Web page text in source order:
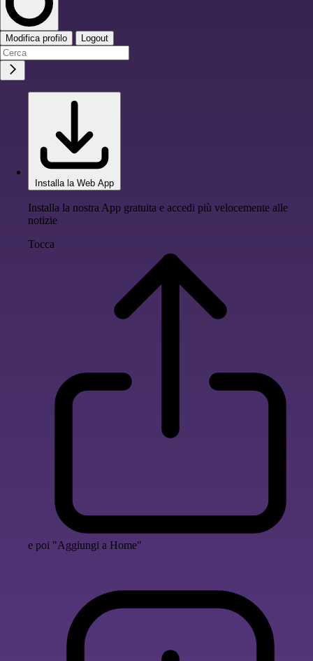
Modifica profilo Logout
Installa la Web App
Installa la nostra App gratuita e accedi più velocemente alle
notizie
Tocca
e poi "Aggiungi a Home"